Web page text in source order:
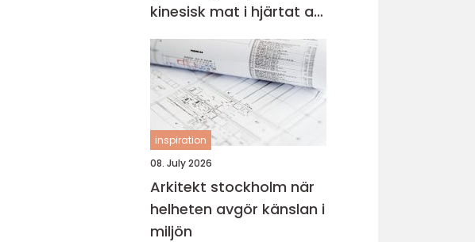
kinesisk mat i hjärtat av
staden
inspiration
08. July 2026
Arkitekt stockholm när
helheten avgör känslan i
miljön